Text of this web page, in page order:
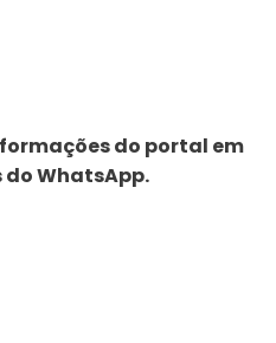
do portal em
do WhatsApp.